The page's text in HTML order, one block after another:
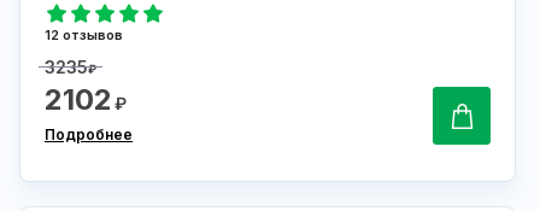
12 отзывов
3235₽
2102 ₽
Подробнее